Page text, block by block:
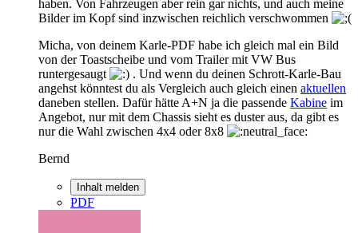
haben. Von Fahrzeugen aber rein gar nichts, und auch meine
Bilder im Kopf sind inzwischen reichlich verschwommen
Micha, von deinem Karle-PDF habe ich gleich mal ein Bild
von der Toastscheibe und vom Trailer mit VW Bus
runtergesaugt
. Und wenn du deinen Schrott-Karle-Bau
angehst könntest du als Vergleich auch gleich einen aktuellen
daneben stellen. Dafür hätte A+N ja die passende Kabine im
Angebot, nur mit dem Chassis sieht es duster aus, da gibt es
nur die Wahl zwischen 4x4 oder 8x8
Bernd
Inhalt melden
PDF